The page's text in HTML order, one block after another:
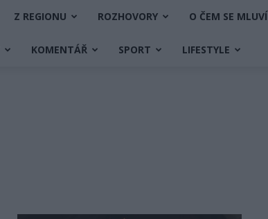
Z REGIONU ROZHOVORY O ČEM SE MLUVÍ
KOMENTÁŘ SPORT LIFESTYLE